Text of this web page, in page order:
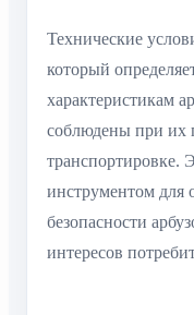
Технические
который
характеристикам
соблюдены при их
транспортировке.
инструментом для
безопасности
интересов